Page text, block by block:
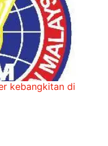
kebangkitan di